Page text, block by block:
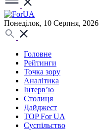
Понеділок, 10 Серпня, 2026
Головне
Рейтинги
Точка зору
Аналітика
Інтерв’ю
Столиця
Дайджест
TOP For UA
Суспiльство